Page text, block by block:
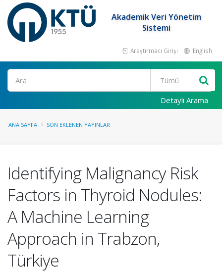
Akademik Veri Yönetim
Sistemi
Araştırmacı Girişi English
Ara
Detaylı Arama
ANA SAYFA SON EKLENEN YAYINLAR
Identifying Malignancy Risk
Factors in Thyroid Nodules:
A Machine Learning
Approach in Trabzon,
Türkiye